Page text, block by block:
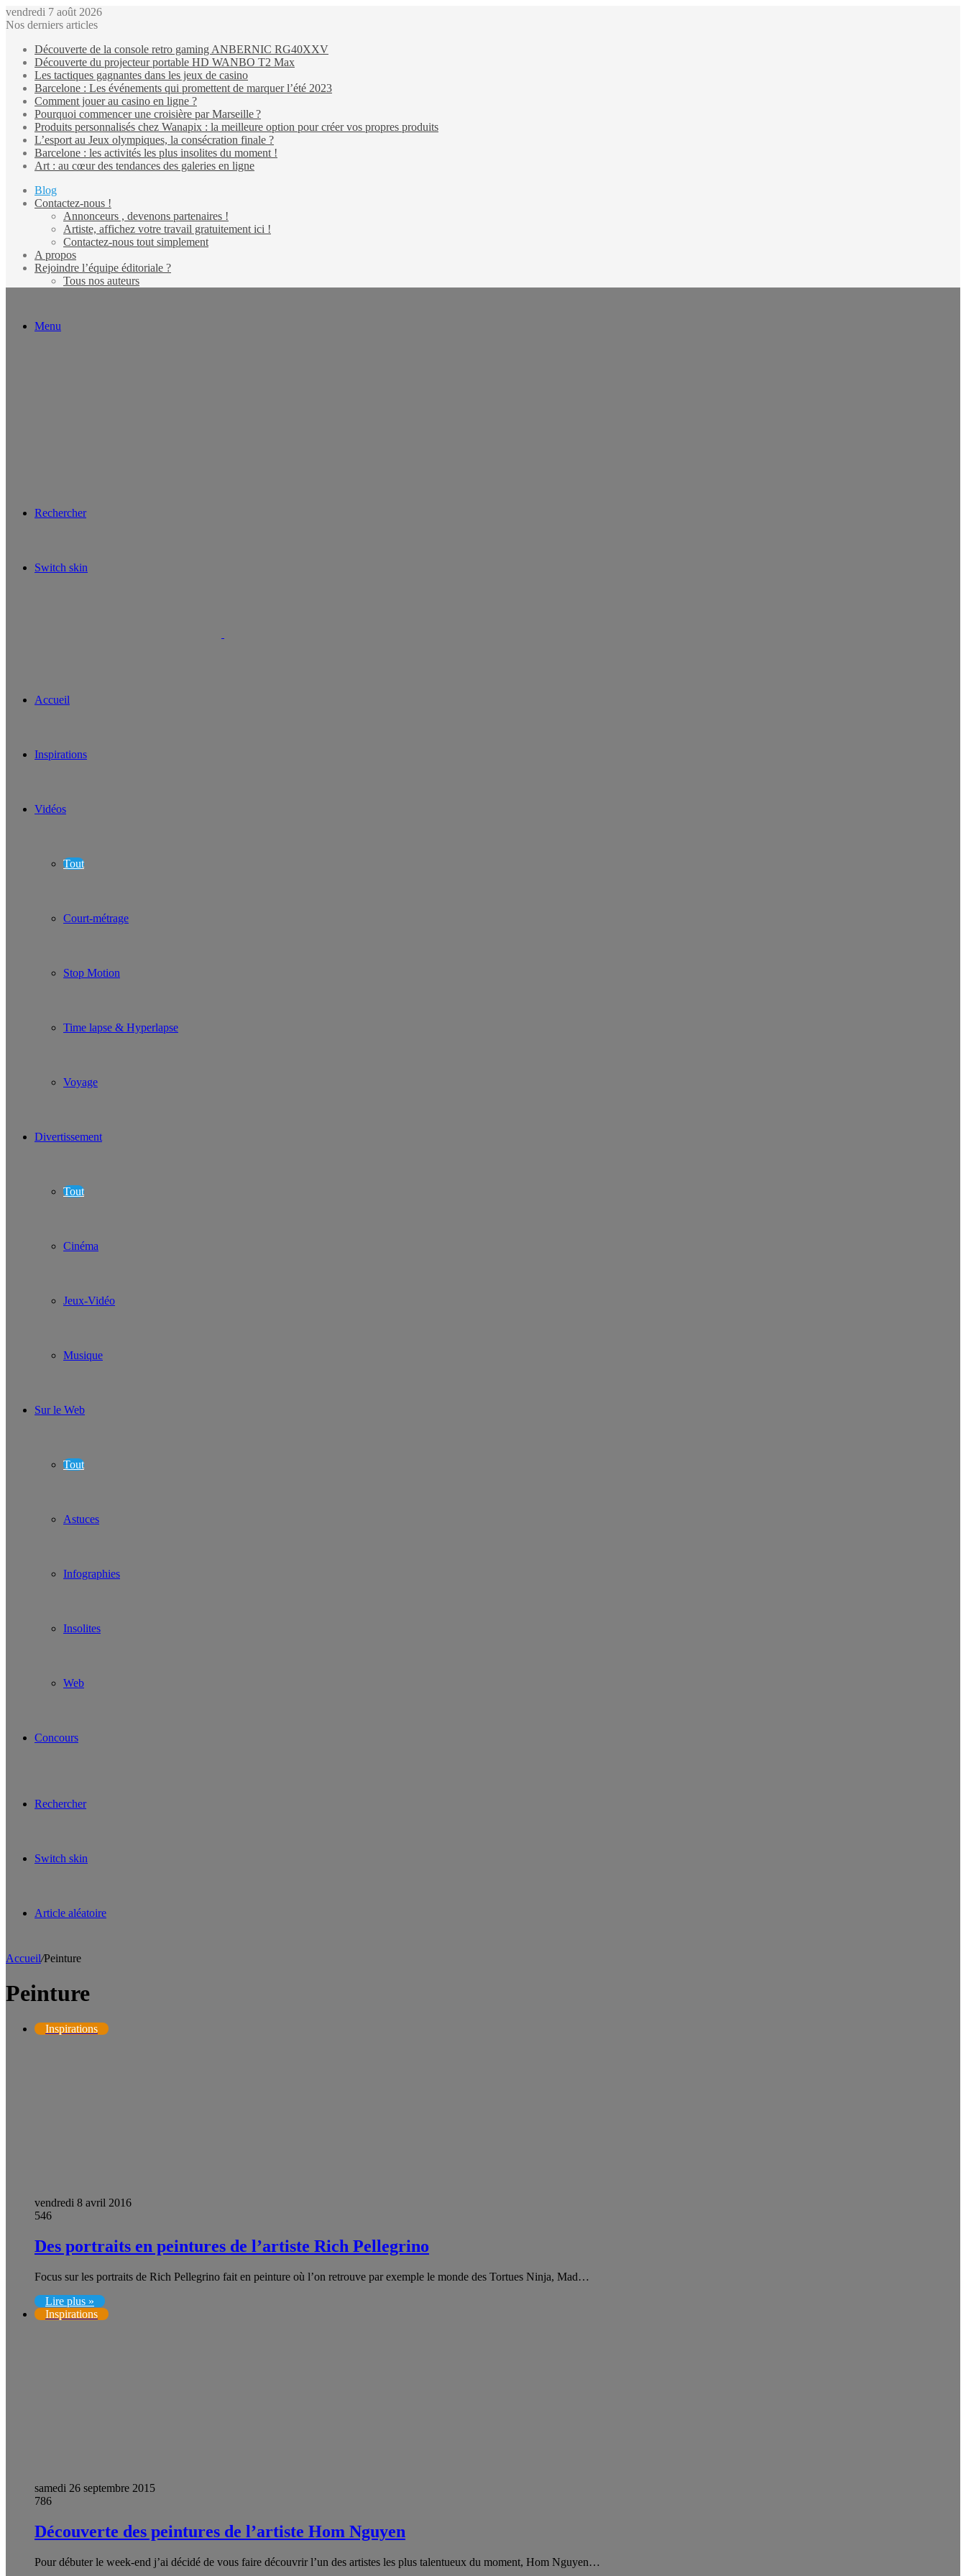
vendredi 7 août 2026
Nos derniers articles
Découverte de la console retro gaming ANBERNIC RG40XXV
Découverte du projecteur portable HD WANBO T2 Max
Les tactiques gagnantes dans les jeux de casino
Barcelone : Les événements qui promettent de marquer l’été 2023
Comment jouer au casino en ligne ?
Pourquoi commencer une croisière par Marseille ?
Produits personnalisés chez Wanapix : la meilleure option pour créer vos propres produits
L’esport au Jeux olympiques, la consécration finale ?
Barcelone : les activités les plus insolites du moment !
Art : au cœur des tendances des galeries en ligne
Blog
Contactez-nous !
Annonceurs , devenons partenaires !
Artiste, affichez votre travail gratuitement ici !
Contactez-nous tout simplement
A propos
Rejoindre l’équipe éditoriale ?
Tous nos auteurs
Menu
Rechercher
Switch skin
Accueil
Inspirations
Vidéos
Tout
Court-métrage
Stop Motion
Time lapse & Hyperlapse
Voyage
Divertissement
Tout
Cinéma
Jeux-Vidéo
Musique
Sur le Web
Tout
Astuces
Infographies
Insolites
Web
Concours
Rechercher
Switch skin
Article aléatoire
Accueil/Peinture
Peinture
Inspirations
vendredi 8 avril 2016
546
Des portraits en peintures de l’artiste Rich Pellegrino
Focus sur les portraits de Rich Pellegrino fait en peinture où l’on retrouve par exemple le monde des Tortues Ninja, Mad…
Lire plus »
Inspirations
samedi 26 septembre 2015
786
Découverte des peintures de l’artiste Hom Nguyen
Pour débuter le week-end j’ai décidé de vous faire découvrir l’un des artistes les plus talentueux du moment, Hom Nguyen…